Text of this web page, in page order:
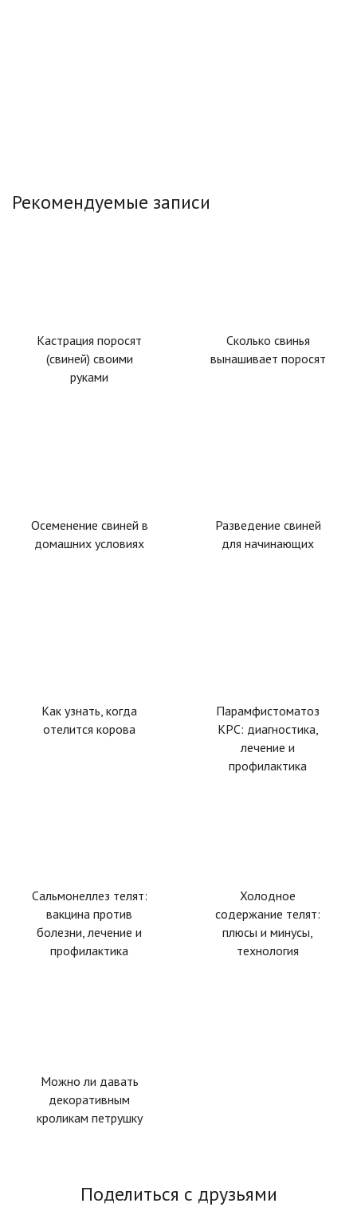
Рекомендуемые записи
Кастрация поросят
(свиней) своими
руками
Сколько свинья
вынашивает поросят
Осеменение свиней в
домашних условиях
Разведение свиней
для начинающих
Как узнать, когда
отелится корова
Парамфистоматоз
КРС: диагностика,
лечение и
профилактика
Сальмонеллез телят:
вакцина против
болезни, лечение и
профилактика
Холодное
содержание телят:
плюсы и минусы,
технология
Можно ли давать
декоративным
кроликам петрушку
Поделиться с друзьями